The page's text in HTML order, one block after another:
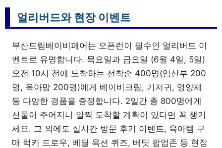
얼리버드와 현장 이벤트
부산드림베이비페어는 오픈런이 필수인 얼리버드 이
벤트로 유명합니다. 목요일과 금요일 (6월 4일, 5일)
오전 10시 전에 도착하는 선착순 400명(임산부 200
명, 육아맘 200명)에게 베이비크림, 기저귀, 영양제
등 다양한 경품을 증정합니다. 2일간 총 800명에게
선물이 주어지니 일찍 도착할 계획이 있다면 꼭 챙기
세요. 그 외에도 실시간 방문 후기 이벤트, 육아템 구
매 럭키 드로우, 베딜 옥션 퀴즈, 베딧 팝업존 등 현장